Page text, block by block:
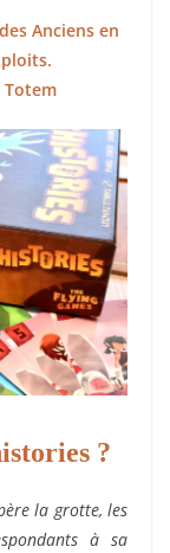
Anciens en
Totem
?
la grotte, les
à sa